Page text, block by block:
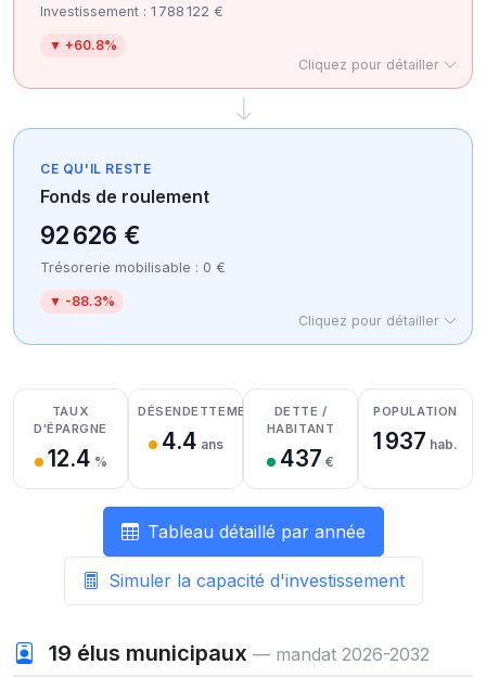
Investissement : 1 788 122 €
▼ +60.8%
Cliquez pour détailler
CE QU'IL RESTE
Fonds de roulement
92 626 €
Trésorerie mobilisable : 0 €
▼ -88.3%
Cliquez pour détailler
Détail des recettes
Détail des dépenses
Détail de la trésorerie
TAUX
D'ÉPARGNE
12.4 %
DÉSENDETTEMENT
4.4 ans
DETTE /
HABITANT
437 €
POPULATION
1 937 hab.
Tableau détaillé par année
Simuler la capacité d'investissement
19 élus municipaux — mandat 2026-2032